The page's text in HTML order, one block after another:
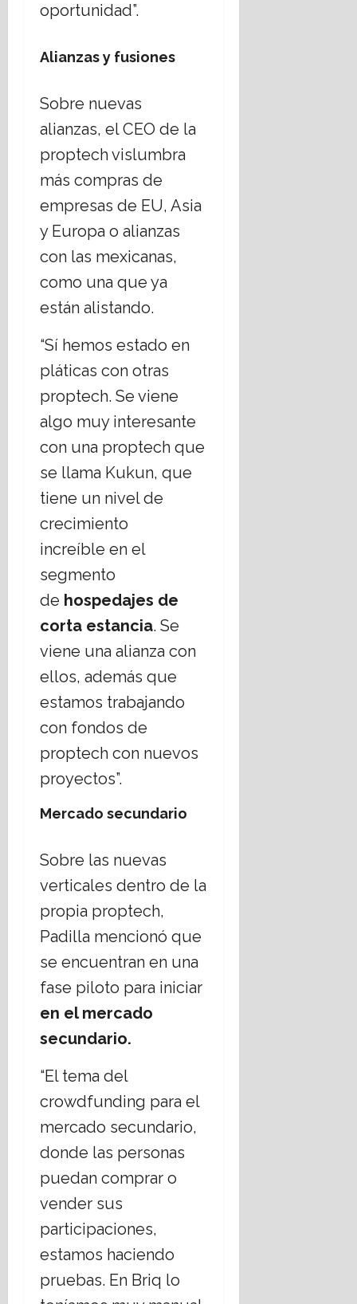
oportunidad”.
Alianzas y fusiones
Sobre nuevas
alianzas, el CEO de la
proptech vislumbra
más compras de
empresas de EU, Asia
y Europa o alianzas
con las mexicanas,
como una que ya
están alistando.
“Sí hemos estado en
pláticas con otras
proptech. Se viene
algo muy interesante
con una proptech que
se llama Kukun, que
tiene un nivel de
crecimiento
increíble en el
segmento
de hospedajes de
corta estancia. Se
viene una alianza con
ellos, además que
estamos trabajando
con fondos de
proptech con nuevos
proyectos”.
Mercado secundario
Sobre las nuevas
verticales dentro de la
propia proptech,
Padilla mencionó que
se encuentran en una
fase piloto para iniciar
en el mercado
secundario.
“El tema del
crowdfunding para el
mercado secundario,
donde las personas
puedan comprar o
vender sus
participaciones,
estamos haciendo
pruebas. En Briq lo